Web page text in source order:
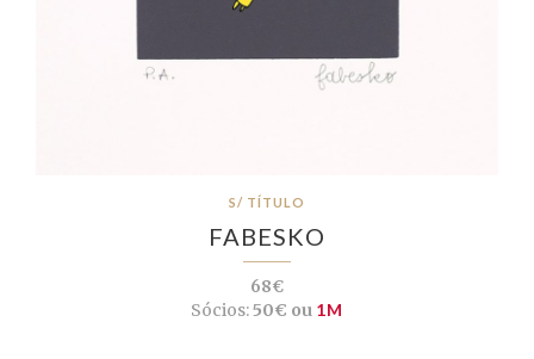
S/ TÍTULO
FABESKO
68€
Sócios:50€ ou 1M